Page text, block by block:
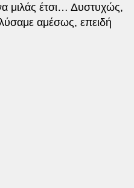
μιλάς έτσι… Δυστυχώς,
λύσαμε αμέσως, επειδή